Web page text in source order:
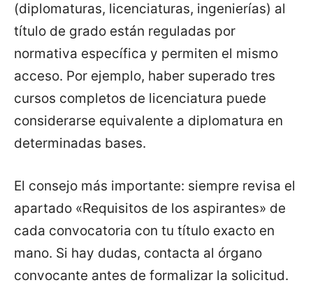
(diplomaturas, licenciaturas, ingenierías) al
título de grado están reguladas por
normativa específica y permiten el mismo
acceso. Por ejemplo, haber superado tres
cursos completos de licenciatura puede
considerarse equivalente a diplomatura en
determinadas bases.
El consejo más importante: siempre revisa el
apartado «Requisitos de los aspirantes» de
cada convocatoria con tu título exacto en
mano. Si hay dudas, contacta al órgano
convocante antes de formalizar la solicitud.